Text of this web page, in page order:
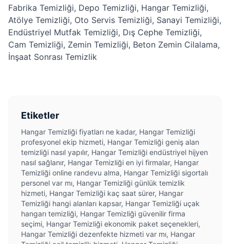
Fabrika Temizliği, Depo Temizliği, Hangar Temizliği,
Atölye Temizliği, Oto Servis Temizliği, Sanayi Temizliği,
Endüstriyel Mutfak Temizliği, Dış Cephe Temizliği,
Cam Temizliği, Zemin Temizliği, Beton Zemin Cilalama,
İnşaat Sonrası Temizlik
Etiketler
Hangar Temizliği fiyatları ne kadar, Hangar Temizliği
profesyonel ekip hizmeti, Hangar Temizliği geniş alan
temizliği nasıl yapılır, Hangar Temizliği endüstriyel hijyen
nasıl sağlanır, Hangar Temizliği en iyi firmalar, Hangar
Temizliği online randevu alma, Hangar Temizliği sigortalı
personel var mı, Hangar Temizliği günlük temizlik
hizmeti, Hangar Temizliği kaç saat sürer, Hangar
Temizliği hangi alanları kapsar, Hangar Temizliği uçak
hangarı temizliği, Hangar Temizliği güvenilir firma
seçimi, Hangar Temizliği ekonomik paket seçenekleri,
Hangar Temizliği dezenfekte hizmeti var mı, Hangar